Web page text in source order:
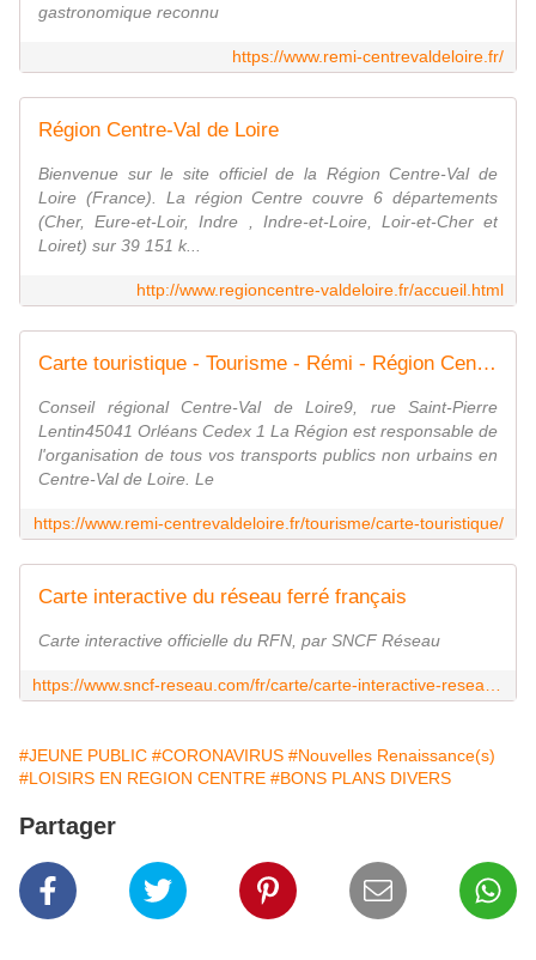
gastronomique reconnu
https://www.remi-centrevaldeloire.fr/
Région Centre-Val de Loire
Bienvenue sur le site officiel de la Région Centre-Val de
Loire (France). La région Centre couvre 6 départements
(Cher, Eure-et-Loir, Indre , Indre-et-Loire, Loir-et-Cher et
Loiret) sur 39 151 k...
http://www.regioncentre-valdeloire.fr/accueil.html
Carte touristique - Tourisme - Rémi - Région Centre-Val de Loire
Conseil régional Centre-Val de Loire9, rue Saint-Pierre
Lentin45041 Orléans Cedex 1 La Région est responsable de
l'organisation de tous vos transports publics non urbains en
Centre-Val de Loire. Le
https://www.remi-centrevaldeloire.fr/tourisme/carte-touristique/
Carte interactive du réseau ferré français
Carte interactive officielle du RFN, par SNCF Réseau
#JEUNE PUBLIC #CORONAVIRUS #Nouvelles Renaissance(s)
#LOISIRS EN REGION CENTRE #BONS PLANS DIVERS
Partager